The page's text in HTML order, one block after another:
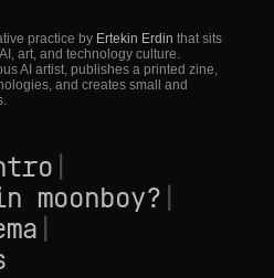
practice by Ertekin Erdin that sits
art, and technology culture.
AI artist, publishes a printed zine,
and creates small and
moonboy?